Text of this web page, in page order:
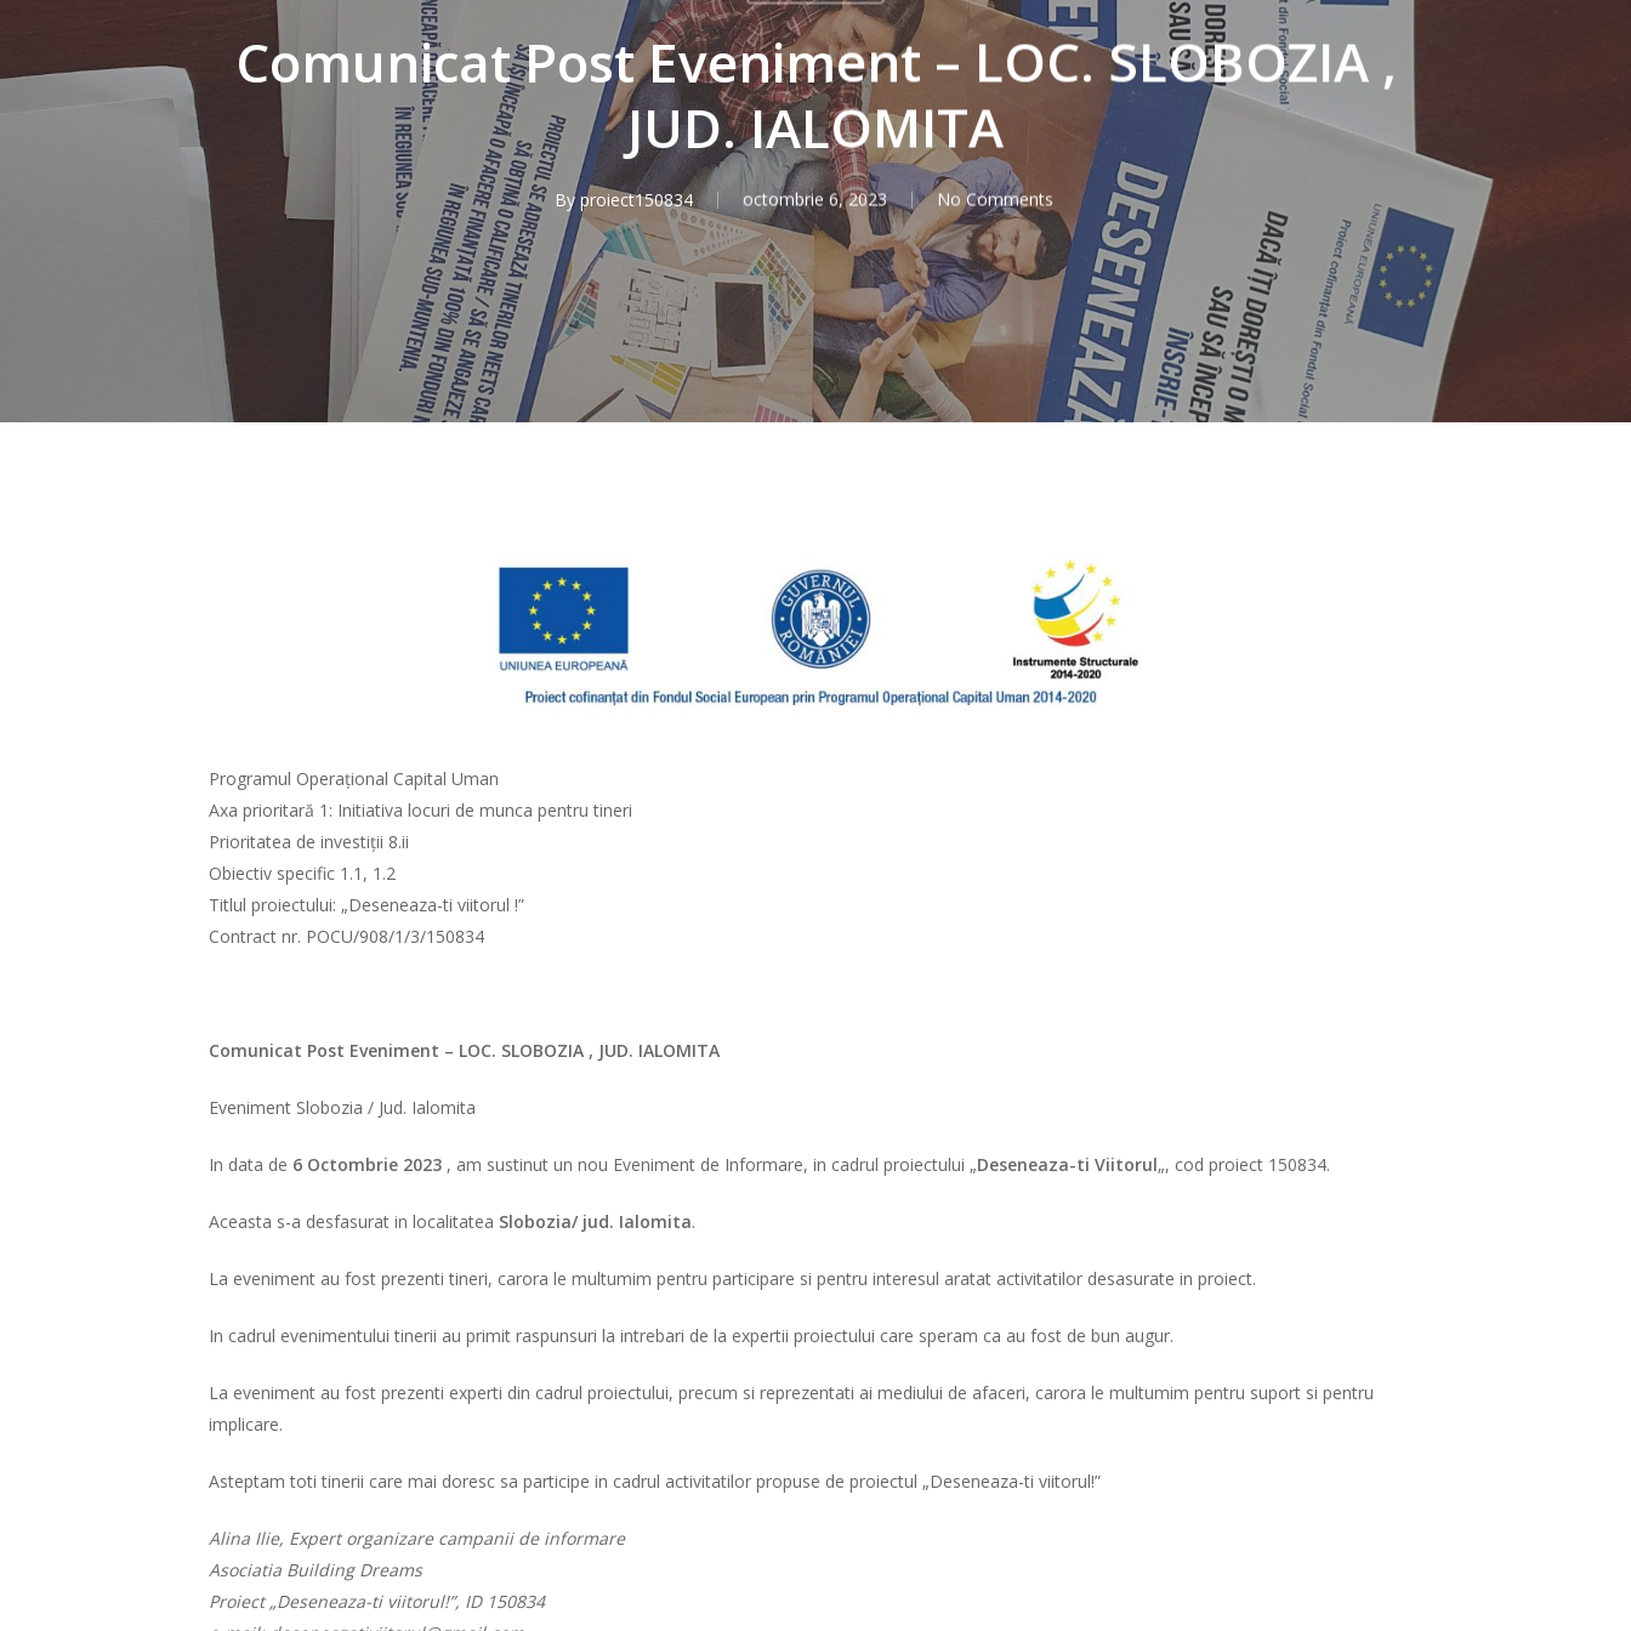
Comunicat Post Eveniment – LOC. SLOBOZIA ,
JUD. IALOMITA
By proiect150834 octombrie 6, 2023 No Comments
Programul Operațional Capital Uman
Axa prioritară 1: Initiativa locuri de munca pentru tineri
Prioritatea de investiții 8.ii
Obiectiv specific 1.1, 1.2
Titlul proiectului: „Deseneaza-ti viitorul !”
Contract nr. POCU/908/1/3/150834
Comunicat Post Eveniment – LOC. SLOBOZIA , JUD. IALOMITA
Eveniment Slobozia / Jud. Ialomita
In data de 6 Octombrie 2023 , am sustinut un nou Eveniment de Informare, in cadrul proiectului „Deseneaza-ti Viitorul„, cod proiect 150834.
Aceasta s-a desfasurat in localitatea Slobozia/ jud. Ialomita.
La eveniment au fost prezenti tineri, carora le multumim pentru participare si pentru interesul aratat activitatilor desasurate in proiect.
In cadrul evenimentului tinerii au primit raspunsuri la intrebari de la expertii proiectului care speram ca au fost de bun augur.
La eveniment au fost prezenti experti din cadrul proiectului, precum si reprezentati ai mediului de afaceri, carora le multumim pentru suport si pentru
implicare.
Asteptam toti tinerii care mai doresc sa participe in cadrul activitatilor propuse de proiectul „Deseneaza-ti viitorul!”
Alina Ilie, Expert organizare campanii de informare
Asociatia Building Dreams
Proiect „Deseneaza-ti viitorul!”, ID 150834